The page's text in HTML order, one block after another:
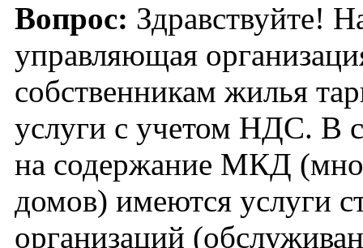
Вопрос: Здравствуйте!
управляющая
собственникам жилья
услуги с учетом НДС. В
на содержание МКД
домов) имеются услуги
организаций